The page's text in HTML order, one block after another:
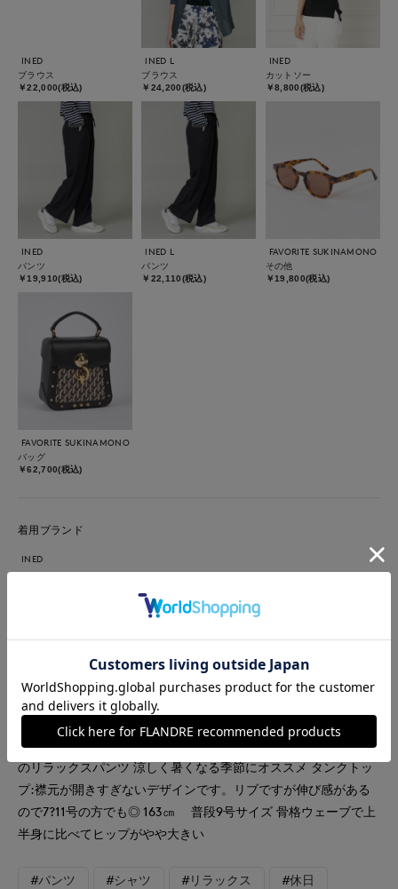
INED
ブラウス
￥22,000(税込)
INED L
ブラウス
￥24,200(税込)
INED
カットソー
￥8,800(税込)
INED
パンツ
￥19,910(税込)
INED L
パンツ
￥22,110(税込)
FAVORITE SUKINAMONO
その他
￥19,800(税込)
FAVORITE SUKINAMONO
バッグ
￥62,700(税込)
着用ブランド
INED
INED L
【着用サイズ】全て9号 【カラー】ブラウス:チャコールグレ
ー パンツ:ブラック タンクトップ:ブラック サングラス:ブラ
ウン バック:ブラック サンダル:シルバー 【コーディネートテ
ーマ】 リネンシャツをラフにかっこよく着るブラックコーデ
【サイズ感】 ブラウス:やや緩め パンツ:やや緩め ストレス0%
のリラックスパンツ 涼しく暑くなる季節にオススメ タンクトッ
プ:襟元が開きすぎないデザインです。リブですが伸び感がある
ので7?11号の方でも◎ 163㎝ 普段9号サイズ 骨格ウェーブで上
半身に比べてヒップがやや大きい
#パンツ #シャツ #リラックス #休日